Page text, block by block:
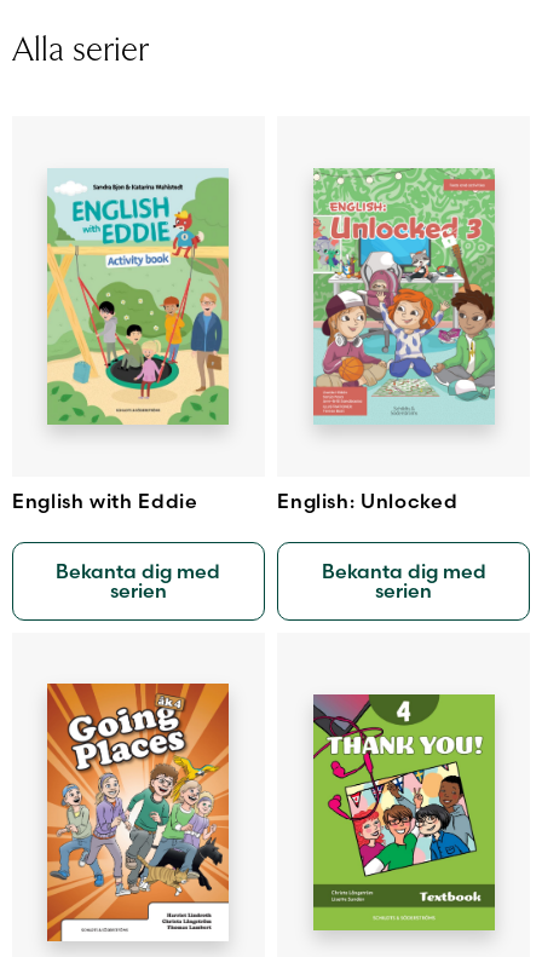
Alla serier
English with Eddie
Bekanta dig med
serien
English: Unlocked
Bekanta dig med
serien